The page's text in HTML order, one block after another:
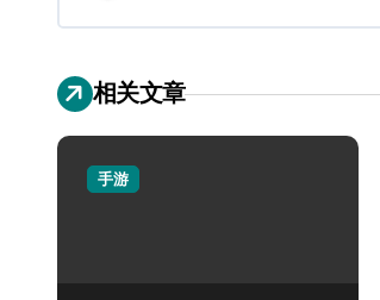
相关文章
手游